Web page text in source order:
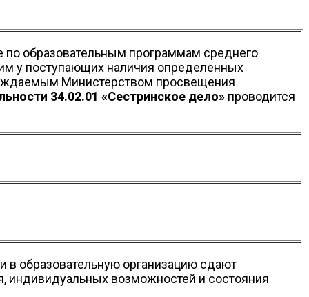
по образовательным программам среднего
у поступающих наличия определенных
Министерством просвещения
34.02.01 «Сестринское дело» проводится
образовательную организацию сдают
индивидуальных возможностей и состояния